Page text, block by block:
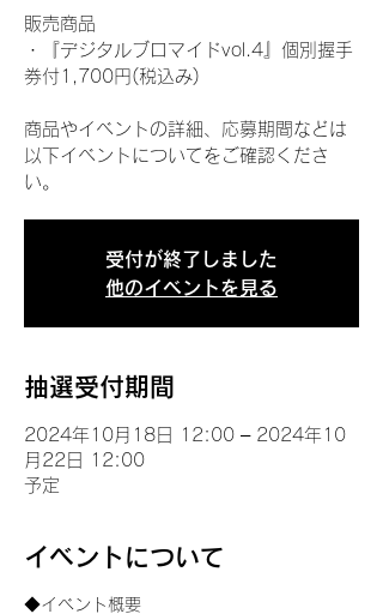
販売商品
・『デジタルブロマイドvol.4』個別握手
券付1,700円(税込み)
商品やイベントの詳細、応募期間などは
以下イベントについてをご確認くださ
い。
受付が終了しました
他のイベントを見る
抽選受付期間
2024年10月18日 12:00 – 2024年10
月22日 12:00
予定
イベントについて
◆イベント概要